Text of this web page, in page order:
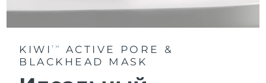
KIWITM
ACTIVE PORE &
BLACKHEAD MASK